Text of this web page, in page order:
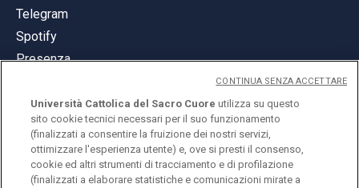
Telegram
Spotify
Presenza
© Università Cattolica del Sacro Cuore
Largo A. Gemelli 1, 20123 Milano
Università Cattolica del Sacro Cuore utilizza su questo
sito cookie tecnici necessari per il suo funzionamento
(finalizzati a consentire la fruizione dei nostri servizi,
ottimizzare l'esperienza utente) e, ove si presti il consenso,
cookie ed altri strumenti di tracciamento e di profilazione
(finalizzati a elaborare statistiche e comunicazioni mirate a
CONTINUA SENZA ACCETTARE